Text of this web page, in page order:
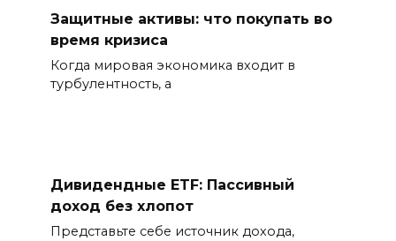
Защитные активы: что покупать во
время кризиса
Когда мировая экономика входит в
турбулентность, а
Дивидендные ETF: Пассивный
доход без хлопот
Представьте себе источник дохода,